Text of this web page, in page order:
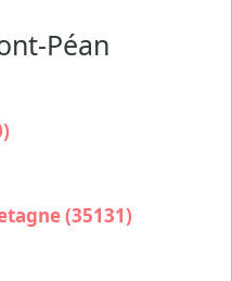
Péan
(35131)